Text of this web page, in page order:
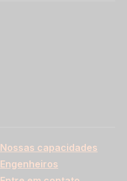
Nossas capacidades
Engenheiros